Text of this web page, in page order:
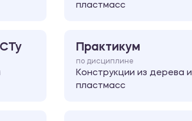
пластмасс
Практикум
по дисциплине
Конструкции из дерева и
пластмасс